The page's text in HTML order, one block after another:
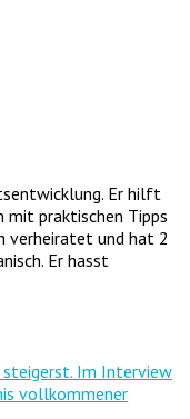
Er hilft
mit praktischen Tipps
verheiratet und hat 2
Er hasst
Im Interview
vollkommener